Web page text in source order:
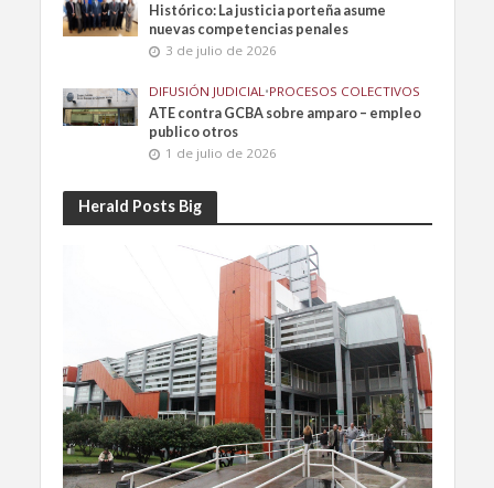
Histórico: La justicia porteña asume
nuevas competencias penales
3 de julio de 2026
DIFUSIÓN JUDICIAL •PROCESOS COLECTIVOS
ATE contra GCBA sobre amparo – empleo
publico otros
1 de julio de 2026
Herald Posts Big